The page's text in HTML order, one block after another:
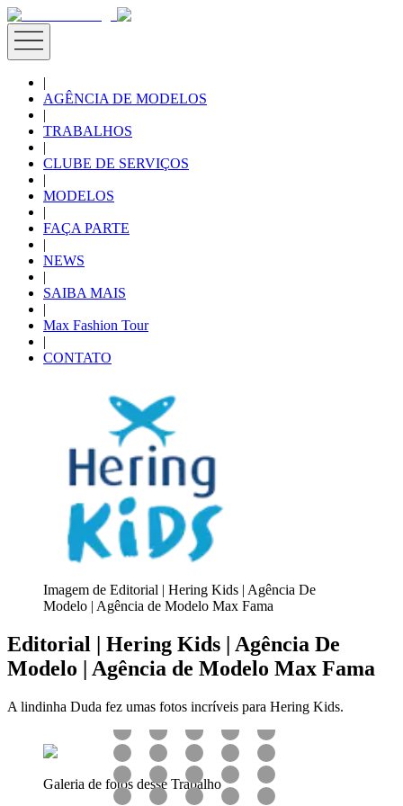
|
AGÊNCIA DE MODELOS
|
TRABALHOS
|
CLUBE DE SERVIÇOS
|
MODELOS
|
FAÇA PARTE
|
NEWS
|
SAIBA MAIS
|
Max Fashion Tour
|
CONTATO
Imagem de Editorial | Hering Kids | Agência De
Modelo | Agência de Modelo Max Fama
Editorial | Hering Kids | Agência De
Modelo | Agência de Modelo Max Fama
A lindinha Duda fez umas fotos incríveis para Hering Kids.
Galeria de fotos desse Trabalho